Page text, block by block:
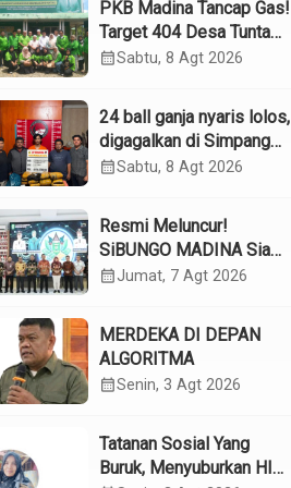
PKB Madina Tancap Gas!
Target 404 Desa Tuntas
Desember, “Pengurus
calendar_monthSabtu, 8 Agt 2026
24 ball ganja nyaris lolos,
digagalkan di Simpang
Empat Panyabungan
calendar_monthSabtu, 8 Agt 2026
Resmi Meluncur!
SiBUNGO MADINA Siap
Optimalkan Pendapatan
calendar_monthJumat, 7 Agt 2026
MERDEKA DI DEPAN
ALGORITMA
calendar_monthSenin, 3 Agt 2026
Tatanan Sosial Yang
Buruk, Menyuburkan HIV